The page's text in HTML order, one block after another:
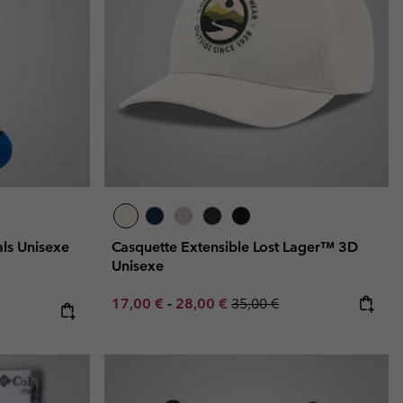
Unisexe
Casquette Extensible Lost Lager™ 3D
Unisexe
Minimum sale price:
17,00 € - Maximum sale price:
28,00 € Regular price:
35,00 €